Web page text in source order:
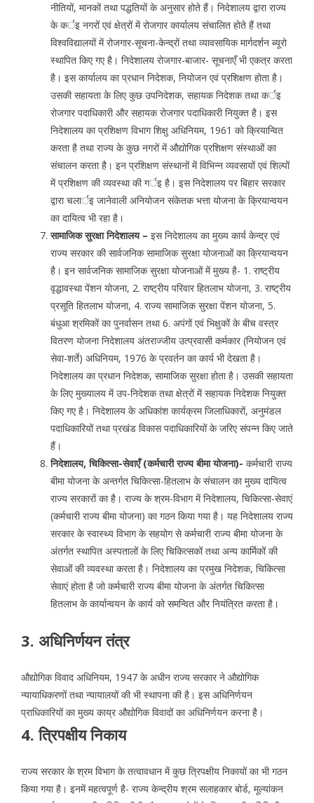
नीतियों, मानकों तथा पद्धतियों के अनुसार होते हैं। निदेशालय द्वारा राज्य
के कर्इ नगरों एवं क्षेत्रों में रोजगार कार्यालय संचालित होते हैं तथा
विश्वविद्यालयों में रोजगार-सूचना-केन्द्रों तथा व्यावसायिक मार्गदर्शन ब्यूरो
स्थापित किए गए है। निदेशालय रोजगार-बाजार- सूचनाएँ भी एकत्र करता
है। इस कार्यालय का प्रधान निदेशक, नियोजन एवं प्रशिक्षण होता है।
उसकी सहायता के लिए कुछ उपनिदेशक, सहायक निदेशक तथा कर्इ
रोजगार पदाधिकारी और सहायक रोजगार पदाधिकारी नियुक्त है। इस
निदेशालय का प्रशिक्षण विभाग शिक्षु अधिनियम, 1961 को क्रियान्वित
करता है तथा राज्य के कुछ नगरों में औद्योगिक प्रशिक्षण संस्थाओं का
संचालन करता है। इन प्रशिक्षण संस्थानों में विभिन्न व्यवसायों एवं शिल्पों
में प्रशिक्षण की व्यवस्था की गर्इ है। इस निदेशालय पर बिहार सरकार
द्वारा चलार्इ जानेवाली अनियोजन संकेतक भत्ता योजना के क्रियान्वयन
का दायित्व भी रहा है।
सामाजिक सुरक्षा निदेशालय – इस निदेशालय का मुख्य कार्य केन्द्र एवं
राज्य सरकार की सार्वजनिक सामाजिक सुरक्षा योजनाओं का क्रियान्वयन
है। इन सार्वजनिक सामाजिक सुरक्षा योजनाओं में मुख्य है- 1. राष्ट्रीय
वृद्धावस्था पेंशन योजना, 2. राष्ट्रीय परिवार हितलाभ योजना, 3. राष्ट्रीय
प्रसूति हितलाभ योजना, 4. राज्य सामाजिक सुरक्षा पेंशन योजना, 5.
बंधुआ श्रमिकों का पुनर्वासन तथा 6. अपंगों एवं भिक्षुकों के बीच वस्त्र
वितरण योजना निदेशालय अंतराज्जीय उत्प्रवासी कर्मकार (नियोजन एवं
सेवा-शर्ते) अधिनियम, 1976 के प्रवर्तन का कार्य भी देखता है।
निदेशालय का प्रधान निदेशक, सामाजिक सुरक्षा होता है। उसकी सहायता
के लिए मुख्यालय में उप-निदेशक तथा क्षेत्रों में सहायक निदेशक नियुक्त
किए गए है। निदेशालय के अधिकांश कार्यक्रम जिलाधिकारों, अनुमंडल
पदाधिकारियों तथा प्रखंड विकास पदाधिकारियों के जरिए संपन्न किए जाते
हैं।
निदेशालय, चिकित्सा-सेवाएँ (कर्मचारी राज्य बीमा योजना)- कर्मचारी राज्य
बीमा योजना के अन्तर्गत चिकित्सा-हितलाभ के संचालन का मुख्य दायित्व
राज्य सरकारों का है। राज्य के श्रम-विभाग में निदेशालय, चिकित्सा-सेवाएं
(कर्मचारी राज्य बीमा योजना) का गठन किया गया है। यह निदेशालय राज्य
सरकार के स्वास्थ्य विभाग के सहयोग से कर्मचारी राज्य बीमा योजना के
अंतर्गत स्थापित अस्पतालों के लिए चिकित्सकों तथा अन्य कार्मिकों की
सेवाओं की व्यवस्था करता है। निदेशालय का प्रमुख निदेशक, चिकित्सा
सेवाएं होता है जो कर्मचारी राज्य बीमा योजना के अंतर्गत चिकित्सा
हितलाभ के कार्यान्वयन के कार्य को समन्वित और नियंत्रित करता है।
3. अधिनिर्णयन तंत्र
औद्योगिक विवाद अधिनियम, 1947 के अधीन राज्य सरकार ने औद्योगिक
न्यायाधिकरणों तथा न्यायालयों की भी स्थापना की है। इस अधिनिर्णयन
प्राधिकारियों का मुख्य काय्र औद्योगिक विवादों का अधिनिर्णयन करना है।
4. त्रिपक्षीय निकाय
राज्य सरकार के श्रम विभाग के तत्वावधान में कुछ त्रिपक्षीय निकायों का भी गठन
किया गया है। इनमें महत्वपूर्ण है- राज्य केन्द्रीय श्रम सलाहकार बोर्ड, मूल्यांकन